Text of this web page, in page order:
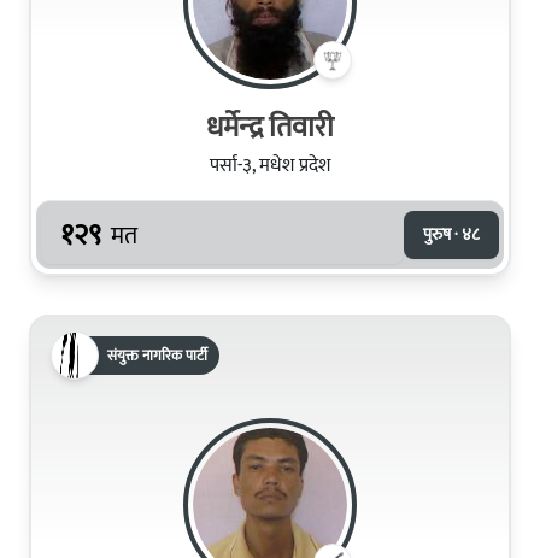
धर्मेन्‍द्र तिवारी
पर्सा-३, मधेश प्रदेश
१२९ मत पुरुष · ४८
संयुक्त नागरिक पार्टी